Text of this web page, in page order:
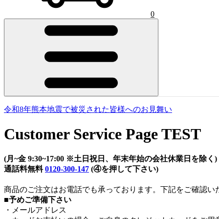
0
令和8年熊本地震で被災された皆様へのお見舞い
Customer Service Page TEST
(月~金 9:30~17:00 ※土日祝日、年末年始の会社休業日を除く)
通話料無料0120-300-147 (④を押して下さい)
商品のご注文はお電話でも承っております。下記をご確認い
■予めご準備下さい
・メールアドレス